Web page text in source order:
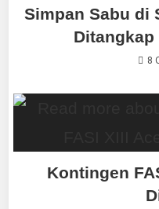
Simpan Sabu di
8
Kontingen